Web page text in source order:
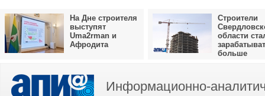
На Дне строителя
выступят
Uma2rman и
Афродита
Строители
области
больше
Информационно-